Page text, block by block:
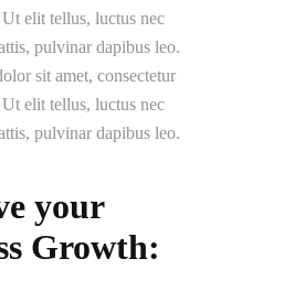
elit tellus, luctus nec
pulvinar dapibus leo.
sit amet, consectetur
elit tellus, luctus nec
pulvinar dapibus leo.
your
Growth: